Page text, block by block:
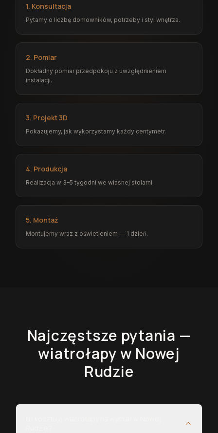
1. Konsultacja
Pytamy o liczbę domowników, potrzeby i styl wnętrza.
2. Pomiar
Dokładny pomiar przedpokoju z uwzględnieniem
instalacji.
3. Projekt 3D
Pokazujemy, jak wykorzystamy każdy centymetr.
4. Produkcja
Realizacja w 3–5 tygodni we własnej stolarni.
5. Montaż
Montujemy wraz z oświetleniem — 1 dzień.
Najczęstsze pytania —
wiatrołapyw Nowej
Rudzie